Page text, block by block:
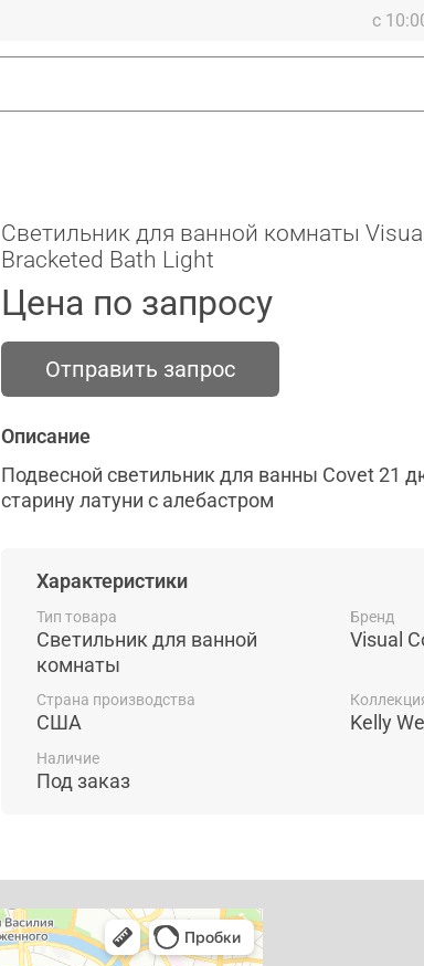
с
Светильник для ванной комнаты
Bracketed Bath Light
Цена по запросу
Отправить запрос
Описание
Подвесной светильник для ванны Covet 21
старину латуни с алебастром
Характеристики
Тип товара
Светильник для ванной
комнаты
Бренд
Visual
Страна производства
США Kelly
Наличие
Под заказ